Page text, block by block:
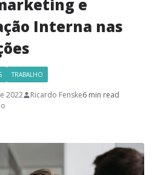
e
Interna nas
TRABALHO
2022 Ricardo Fenske6 min read